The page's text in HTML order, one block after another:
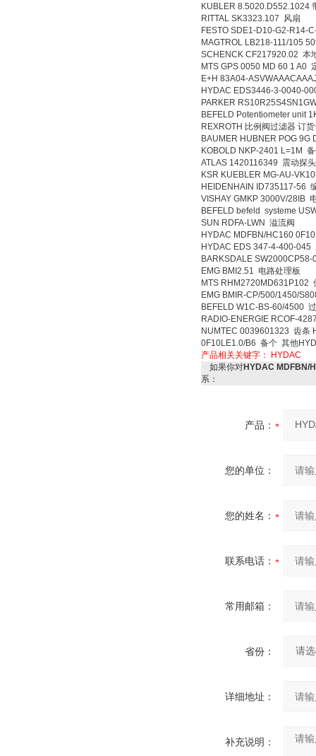
KUBLER 8.5020.D552.1024
RITTAL SK3323.107 风扇
FESTO SDE1-D10-G2-R14-
MAGTROL LB218-111/105
SCHENCK CF217920.02 本
MTS GPS 0050 MD 60 1 A0
E+H 83A04-
HYDAC EDS3446-3-0040-
PARKER
BEFELD Potentiometer unit
REXROTH 比例阀过滤器 订
BAUMER HUBNER POG
KOBOLD NKP-2401 L=1M
ATLAS 1420116349 震动探
KSR KUEBLER MG-AU-
HEIDENHAIN ID735117-56
VISHAY GMKP 3000V/28IB
BEFELD befeld systeme
SUN RDFA-LWN 溢流阀
HYDAC MDFBN/HC160
HYDAC EDS 347-4-400-045
BARKSDALE
EMG BMI2.51 电路处理板
MTS RHM2720MD631P102
EMG BMIR-CP/500/1450/
BEFELD W1C-BS-60/4500
RADIO-ENERGIE RCOF-
NUMTEC 0039601323 齿条
0F10LE1.0/B6 备个 其他
产品相关关键字：
HYDAC
如果你对HYDAC MDFBN/
系：
产品：
您的单位：
您的姓名：
联系电话：
常用邮箱：
省份：
详细地址：
补充说明：